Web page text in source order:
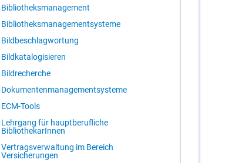
Bibliotheksmanagement
Bibliotheksmanagementsysteme
Bildbeschlagwortung
Bildkatalogisieren
Bildrecherche
Dokumentenmanagementsysteme
ECM-Tools
Lehrgang für hauptberufliche
BibliothekarInnen
Vertragsverwaltung im Bereich
Versicherungen